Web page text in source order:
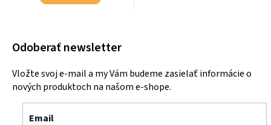
Odoberať newsletter
Vložte svoj e-mail a my Vám budeme zasielať informácie o
nových produktoch na našom e-shope.
Email